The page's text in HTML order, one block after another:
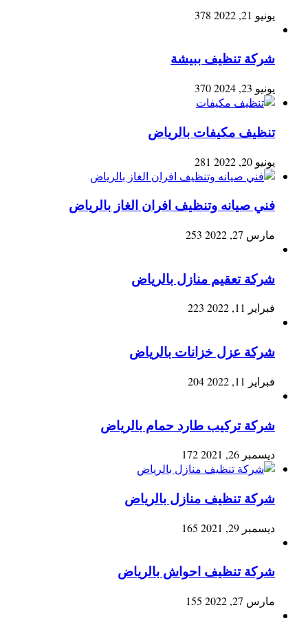
يونيو 21, 2022 378
شركة تنظيف ببيشة
يونيو 23, 2024 370
تنظيف مكيفات بالرياض
يونيو 20, 2022 281
فني صيانه وتنظيف افران الغاز بالرياض
مارس 27, 2022 253
شركة تعقيم منازل بالرياض
فبراير 11, 2022 223
شركة عزل خزانات بالرياض
فبراير 11, 2022 204
شركة تركيب طارد حمام بالرياض
ديسمبر 26, 2021 172
شركة تنظيف منازل بالرياض
ديسمبر 29, 2021 165
شركة تنظيف احواش بالرياض
مارس 27, 2022 155